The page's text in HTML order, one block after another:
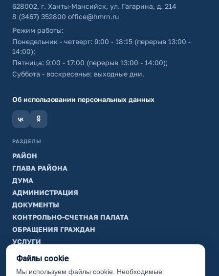
628002, г. Ханты-Мансийск, ул. Гагарина, д. 214
8 (3467) 352800 office@hmrn.ru
Режим работы:
Понедельник - четверг: 9:00 - 18:15 (перерыв 13:00 -
14:00);
Пятница: 9:00 - 17:00 (перерыв 13:00 - 14:00);
Суббота - воскресенье: выходные дни.
Об использовании персональных данных
РАЗДЕЛЫ
РАЙОН
ГЛАВА РАЙОНА
ДУМА
АДМИНИСТРАЦИЯ
ДОКУМЕНТЫ
КОНТРОЛЬНО-СЧЕТНАЯ ПАЛАТА
ОБРАЩЕНИЯ ГРАЖДАН
УСЛУГИ
ТИК
ИНФОРМАЦИЯ
Файлы cookie
Мы используем файлы cookie. Необходимые